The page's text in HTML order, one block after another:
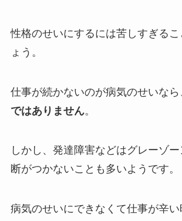
性格のせいにするには苦しすぎるこ
ょう。
仕事が続かないのが病気のせいなら
ではありません。
しかし、発達障害などはグレーゾ
断がつかないことも多いようです。
病気のせいにできなくて仕事が辛い